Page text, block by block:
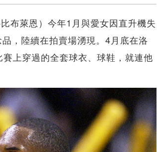
布萊恩）今年1月與愛女因直升機失
，陸續在拍賣場湧現。4月底在洛
上穿過的全套球衣、球鞋，就連他